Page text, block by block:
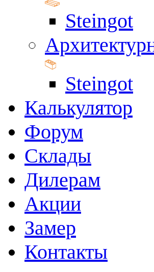
Steingot
Steingot
Калькулятор
Форум
Склады
Дилерам
Акции
Замер
Контакты